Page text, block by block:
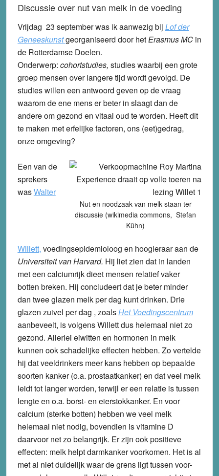
Discussie over nut van melk in de voeding
Vrijdag 23 september was ik aanwezig bij Lof der
Geneeskunstgeorganiseerd door hetErasmus MCin
de Rotterdamse Doelen.
Onderwerp: cohortstudies, studies waarbij een grote
groep mensen over langere tijd wordt gevolgd. De
studies willen een antwoord geven op de vraag
waarom de ene mens er beter in slaagt dan de
andere om gezond en vitaal oud te worden. Heeft dit
te maken met erfelijke factoren, ons (eet)gedrag,
onze omgeving?
Nut en noodzaak van melk staan ter
discussie (wikimedia commons, Stefan
Kühn)
Een van de
sprekers
wasWalter
Willett, voedingsepidemioloog en hoogleraar aan de
Universiteit van Harvard. Hij liet zien dat in landen
met een calciumrijk dieet mensen relatief vaker
botten breken. Hij concludeert dat je beter minder
dan twee glazen melk per dag kunt drinken. Drie
glazen zuivel per dag , zoalsHet Voedingscentrum
aanbeveelt, is volgens Willett dus helemaal niet zo
gezond. Allerlei eiwitten en hormonen in melk
kunnen ook schadelijke effecten hebben. Zo vertelde
hij dat veeldrinkers meer kans hebben op bepaalde
soorten kanker (o.a. prostaatkanker) en dat veel melk
leidt tot langer worden, terwijl er een relatie is tussen
lengte en o.a. borst- en eierstokkanker. En voor
calcium (sterke botten) hebben we veel melk
helemaal niet nodig, bovendien is vitamine D
daarvoor net zo belangrijk. Er zijn ook positieve
effecten: melk helpt darmkanker voorkomen. Het is al
met al niet duidelijk waar de grens ligt tussen voor-